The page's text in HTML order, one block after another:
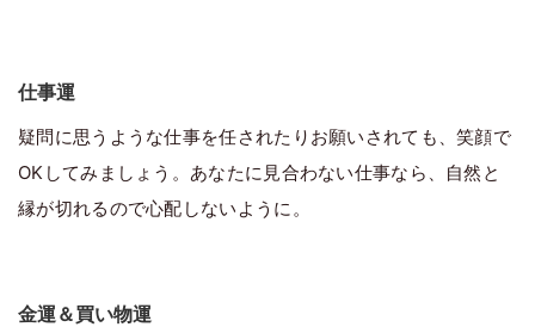
仕事運
疑問に思うような仕事を任されたりお願いされても、笑顔で
OKしてみましょう。あなたに見合わない仕事なら、自然と
縁が切れるので心配しないように。
金運＆買い物運